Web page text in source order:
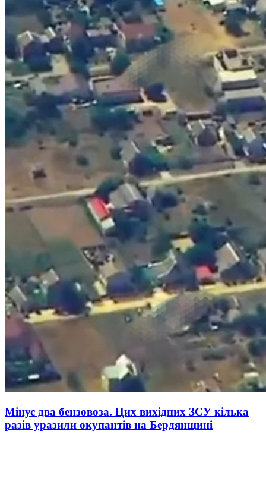
Мінус два бензовоза. Цих вихідних ЗСУ кілька
разів уразили окупантів на Бердянщині